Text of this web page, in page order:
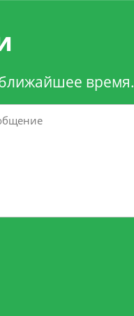
время.